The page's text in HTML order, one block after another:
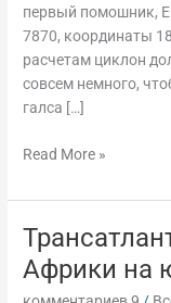
первый помошник,
7870, координаты
расчетам циклон
совсем немного,
галса […]
Read More »
Африки на
Трансатлантика.
Вдоль
берега